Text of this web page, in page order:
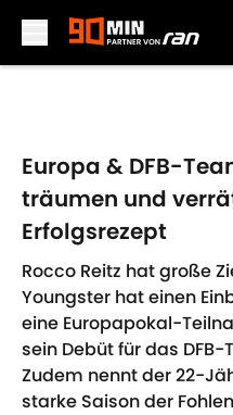
Europa & DFB-
träumen und
Erfolgsrezept
Rocco Reitz hat große
Youngster hat einen
eine Europapokal-
sein Debüt für das
Zudem nennt der 22-
starke Saison der